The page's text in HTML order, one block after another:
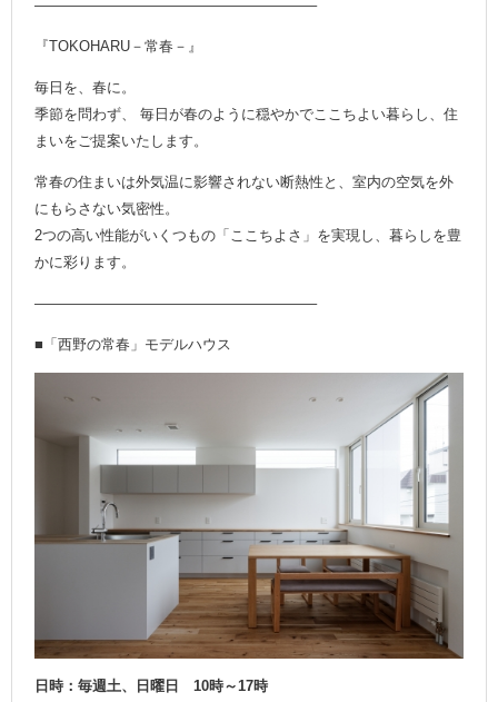
———————————————————–
『TOKOHARU－常春－』
毎日を、春に。
季節を問わず、 毎日が春のように穏やかでここちよい暮らし、住
まいをご提案いたします。
常春の住まいは外気温に影響されない断熱性と、室内の空気を外
にもらさない気密性。
2つの高い性能がいくつもの「ここちよさ」を実現し、暮らしを豊
かに彩ります。
———————————————————–
■「西野の常春」モデルハウス
日時：毎週土、日曜日 10時～17時